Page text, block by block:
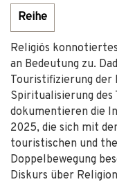
Reihe
Religiös
an Bedeutung zu.
Touristifizierung der
Spiritualisierung des
dokumentieren die
2025, die sich mit
touristischen und
Doppelbewegung
Diskurs über